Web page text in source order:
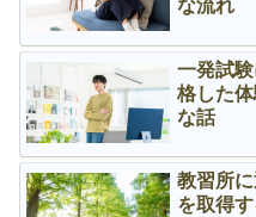
な流れ
一発試
格した
な話
教習所
を取得